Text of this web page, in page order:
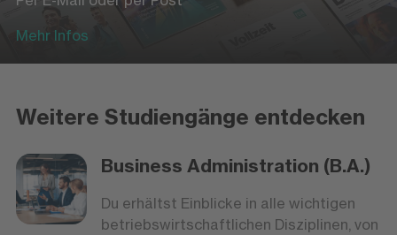
Mehr Infos
Weitere Studiengänge entdecken
Business Administration (B.A.)
Du erhältst Einblicke in alle wichtigen
betriebswirtschaftlichen Disziplinen, von